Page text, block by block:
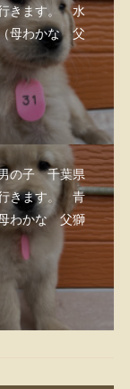
きます。 水
母わかな 父
の子 千葉県
きます。 青
わかな 父獅